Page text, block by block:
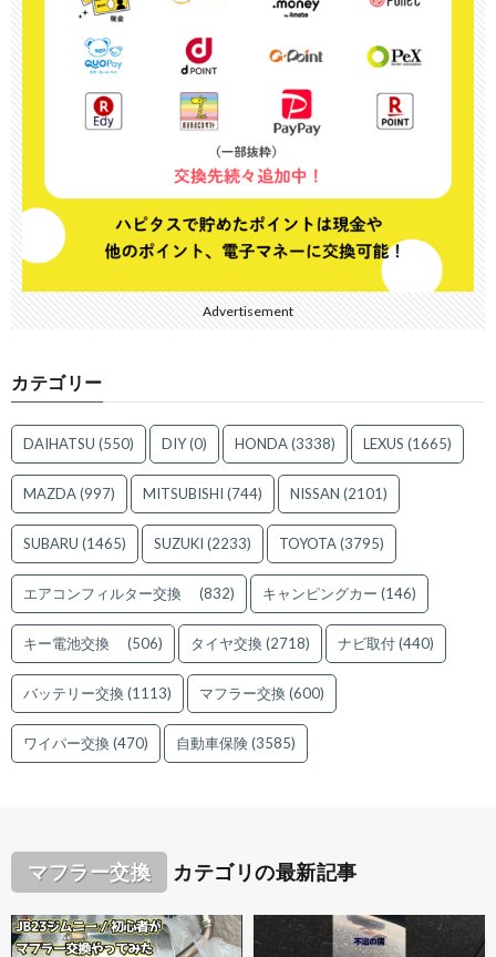
Advertisement
カテゴリー
DAIHATSU (550) DIY(0) HONDA(3338) LEXUS (1665)
MAZDA(997) MITSUBISHI (744) NISSAN (2101)
SUBARU (1465) SUZUKI (2233) TOYOTA(3795)
エアコンフィルター交換 (832) キャンピングカー (146)
キー電池交換 (506) タイヤ交換(2718) ナビ取付(440)
バッテリー交換(1113) マフラー交換(600)
ワイパー交換(470) 自動車保険(3585)
マフラー交換 カテゴリの最新記事